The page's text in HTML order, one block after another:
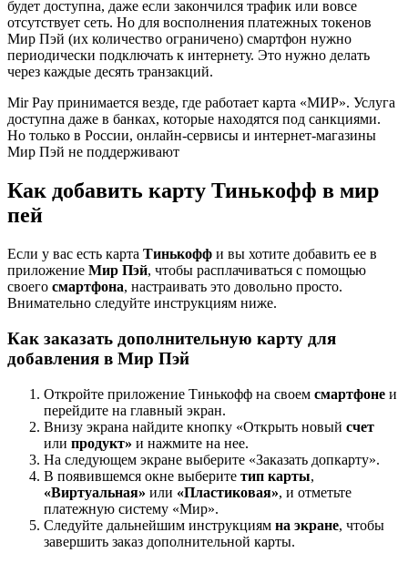
будет доступна, даже если закончился трафик или вовсе
отсутствует сеть. Но для восполнения платежных токенов
Мир Пэй (их количество ограничено) смартфон нужно
периодически подключать к интернету. Это нужно делать
через каждые десять транзакций.
Mir Pay принимается везде, где работает карта «МИР». Услуга
доступна даже в банках, которые находятся под санкциями.
Но только в России, онлайн-сервисы и интернет-магазины
Мир Пэй не поддерживают
Как добавить карту Тинькофф в мир
пей
Если у вас есть карта Тинькофф и вы хотите добавить ее в
приложение Мир Пэй, чтобы расплачиваться с помощью
своего смартфона, настраивать это довольно просто.
Внимательно следуйте инструкциям ниже.
Как заказать дополнительную карту для
добавления в Мир Пэй
Откройте приложение Тинькофф на своем смартфоне и
перейдите на главный экран.
Внизу экрана найдите кнопку «Открыть новый счет
или продукт» и нажмите на нее.
На следующем экране выберите «Заказать допкарту».
В появившемся окне выберите тип карты,
«Виртуальная» или «Пластиковая», и отметьте
платежную систему «Мир».
Следуйте дальнейшим инструкциям на экране, чтобы
завершить заказ дополнительной карты.